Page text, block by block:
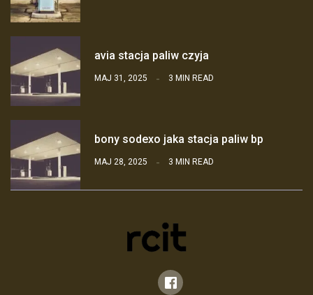
avia stacja paliw czyja
MAJ 31, 2025 3 MIN READ
bony sodexo jaka stacja paliw bp
MAJ 28, 2025 3 MIN READ